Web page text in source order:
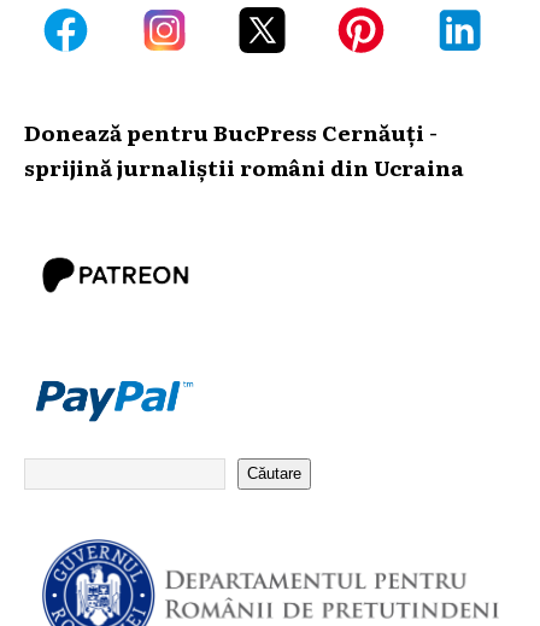
Donează pentru BucPress Cernăuți -
sprijină jurnaliștii români din Ucraina
Căutare